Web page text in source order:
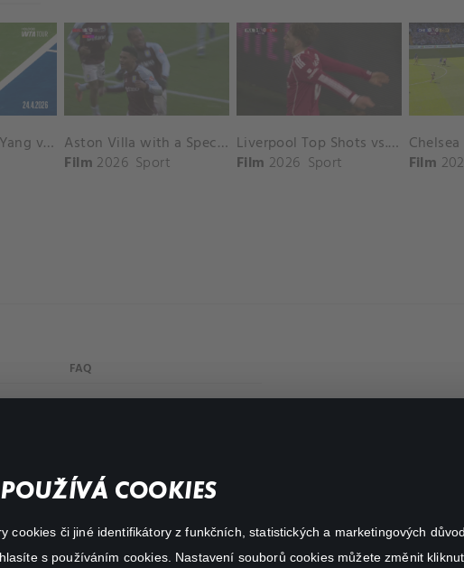
COOKIES
cookies či jiné identifikátory z funkčních, statistických a marketingových
s používáním cookies. Nastavení souborů cookies můžete změnit
A Panova and Z Yang vs D Schuurs and E Perez Match Highlights - MADRID_Court 8 ( April 24, 2026)
Aston Villa with a Spectacular Goal vs. Nottingham Forest
Film 2026 Sport
Liverpool Top Shots vs. Fulham
Film 2026 Sport
Film
FAQ